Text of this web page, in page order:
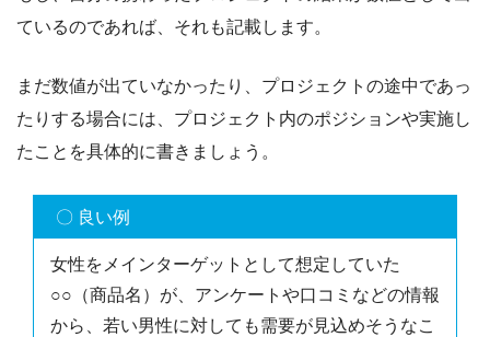
ているのであれば、それも記載します。
まだ数値が出ていなかったり、プロジェクトの途中であっ
たりする場合には、プロジェクト内のポジションや実施し
たことを具体的に書きましょう。
〇 良い例
女性をメインターゲットとして想定していた
○○（商品名）が、アンケートや口コミなどの情報
から、若い男性に対しても需要が見込めそうなこ